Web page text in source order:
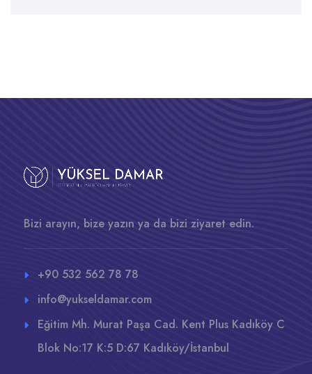
Bizi arayın, bize yazın ya da bizi ziyaret edin.
+90 532 562 78 78
info@yukseldamar.com
Eğitim Mh. Murat Paşa Cad. Kent Plus Kadıköy C
Blok No:17 K:5 D:67 Kadıköy/İstanbul